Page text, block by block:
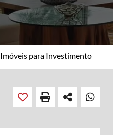
Imóveis para Investimento